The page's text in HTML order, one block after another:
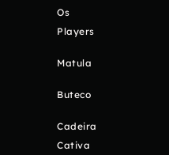
Os
Players
Matula
Buteco
Cadeira
Cativa